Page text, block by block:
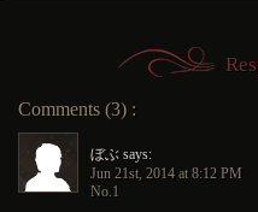
Comments (3) :
ぼぶ says:
Jun 21st, 2014 at 8:12 PM
No.1